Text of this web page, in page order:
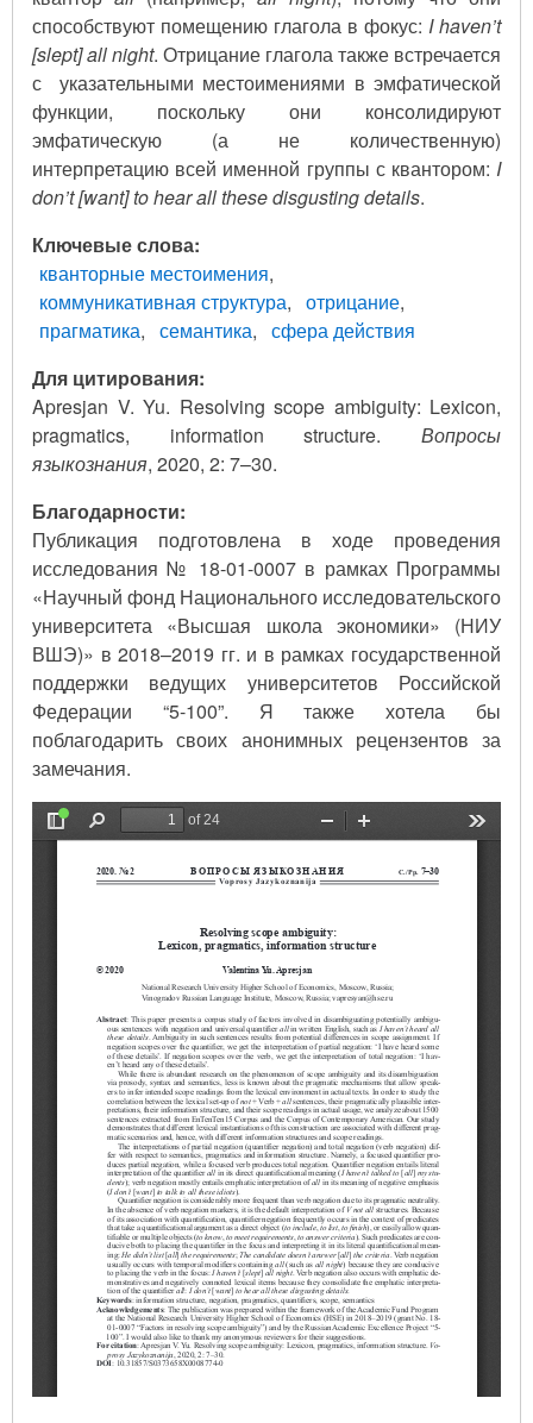
способствуют помещению глагола в фокус: I haven’t
[slept] all night. Отрицание глагола также встречается
с указательными местоимениями в эмфатической
функции, поскольку они консолидируют
эмфатическую (а не количественную)
интерпретацию всей именной группы с квантором: I
don’t [want] to hear all these disgusting details.
Ключевые слова
кванторные местоимения
коммуникативная структура
отрицание
прагматика
семантика
сфера действия
Для цитирования:
Apresjan V. Yu. Resolving scope ambiguity: Lexicon,
pragmatics, information structure. Вопросы
языкознания, 2020, 2: 7–30.
Благодарности:
Публикация подготовлена в ходе проведения
исследования № 18-01-0007 в рамках Программы
«Научный фонд Национального исследовательского
университета «Высшая школа экономики» (НИУ
ВШЭ)» в 2018–2019 гг. и в рамках государственной
поддержки ведущих университетов Российской
Федерации “5-100”. Я также хотела бы
поблагодарить своих анонимных рецензентов за
замечания.